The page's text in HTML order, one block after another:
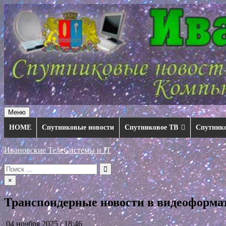
Перейти
к
содержимому
Меню
HOME
Спутниковые новости Спутниковое ТВ
Ивановские ТелеСистемы и IT
Искать:
×
Транспондерные новости в
04 ноября 2025 / 18:46